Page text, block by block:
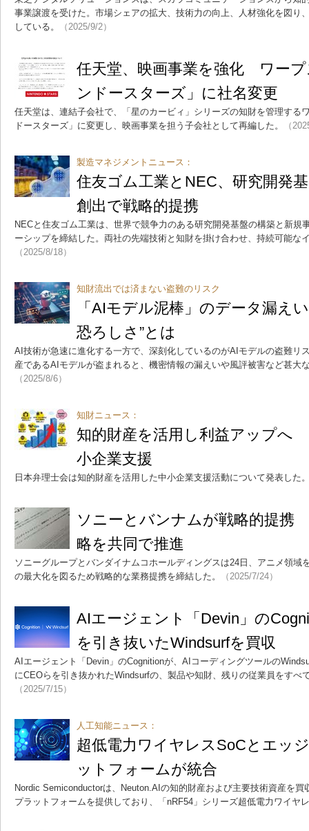
事業譲渡を受けた。市場シェアの拡大、技術力の向上、人材強化を図り
している。
（2025/9/2）
任天堂、映画事業を強化 ワー
ンドースターズ」に社名変更
任天堂は、連結子会社で、「星のカービィ」シリーズの知財を管理する
ドースターズ」に変更し、映画事業を担う子会社として再編した。
（
製造マネジメントニュース：
住友ゴム工業とNEC、研究開発
創出で戦略的提携
NECと住友ゴム工業は、世界で競争力のある研究開発基盤の構築と新規
ーシップを締結した。両社の先端技術と知財を掛け合わせ、持続可能な
（2025/8/18）
知財流出では済まない盗難のリスク
「AIモデル泥棒」のデータ漏え
恐ろしさ”とは
AI技術が急速に進化する一方で、深刻化しているのがAIモデルの盗難リ
産であるAIモデルが盗まれると、機密情報の漏えいや風評被害など甚大
（2025/8/6）
知財ニュース：
知的財産を活用し利益アップへ
小企業支援
日本弁理士会は知的財産を活用した中小企業支援活動について発表した
ソニーとバンナムが戦略的提携
略を共同で推進
ソニーグループとバンダイナムコホールディングスは24日、アニメ領域
の最大化を図るため戦略的な業務提携を締結した。
（2025/7/24）
AIエージェント「Devin」の
を引き抜いたWindsurfを買収
AIエージェント「Devin」のCognitionが、AIコーディングツールの
にCEOらを引き抜かれたWindsurfの、製品や知財、残りの従業員をすべ
（2025/7/15）
人工知能ニュース：
超低電力ワイヤレスSoCとエッ
ットフォームが統合
Nordic Semiconductorは、Neuton.AIの知的財産および主要技術資産を
プラットフォームを提供しており、「nRF54」シリーズ超低電力ワイヤ